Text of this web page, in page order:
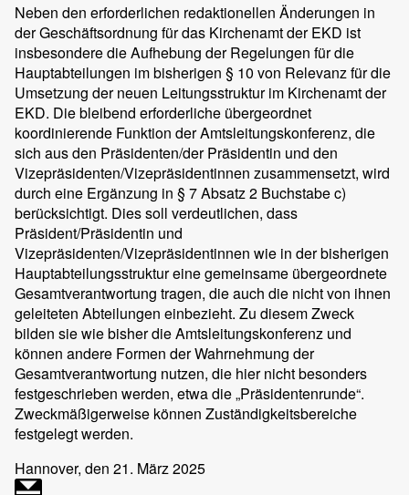
Neben den erforderlichen redaktionellen Änderungen in
der Geschäftsordnung für das Kirchenamt der EKD ist
insbesondere die Aufhebung der Regelungen für die
Hauptabteilungen im bisherigen § 10 von Relevanz für die
Umsetzung der neuen Leitungsstruktur im Kirchenamt der
EKD. Die bleibend erforderliche übergeordnet
koordinierende Funktion der Amtsleitungskonferenz, die
sich aus den Präsidenten/der Präsidentin und den
Vizepräsidenten/Vizepräsidentinnen zusammensetzt, wird
durch eine Ergänzung in § 7 Absatz 2 Buchstabe c)
berücksichtigt. Dies soll verdeutlichen, dass
Präsident/Präsidentin und
Vizepräsidenten/Vizepräsidentinnen wie in der bisherigen
Hauptabteilungsstruktur eine gemeinsame übergeordnete
Gesamtverantwortung tragen, die auch die nicht von ihnen
geleiteten Abteilungen einbezieht. Zu diesem Zweck
bilden sie wie bisher die Amtsleitungskonferenz und
können andere Formen der Wahrnehmung der
Gesamtverantwortung nutzen, die hier nicht besonders
festgeschrieben werden, etwa die „Präsidentenrunde“.
Zweckmäßigerweise können Zuständigkeitsbereiche
festgelegt werden.
Hannover, den 21. März 2025